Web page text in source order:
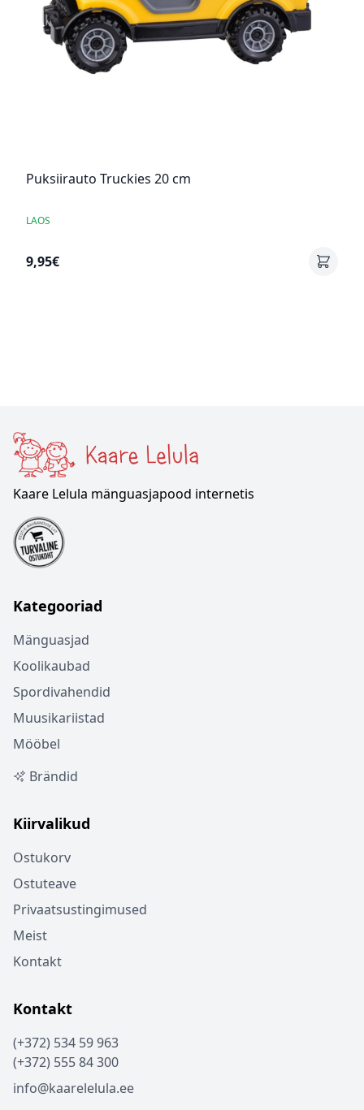
Puksiirauto Truckies 20 cm
LAOS
9,95€
Kaare Lelula mänguasjapood internetis
Kategooriad
Mänguasjad
Koolikaubad
Spordivahendid
Muusikariistad
Mööbel
Brändid
Kiirvalikud
Ostukorv
Ostuteave
Privaatsustingimused
Meist
Kontakt
Kontakt
(+372) 534 59 963
(+372) 555 84 300
info@kaarelelula.ee